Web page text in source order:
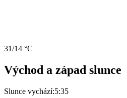
31/14 °C
Východ a západ slunce
Slunce vychází:5:35